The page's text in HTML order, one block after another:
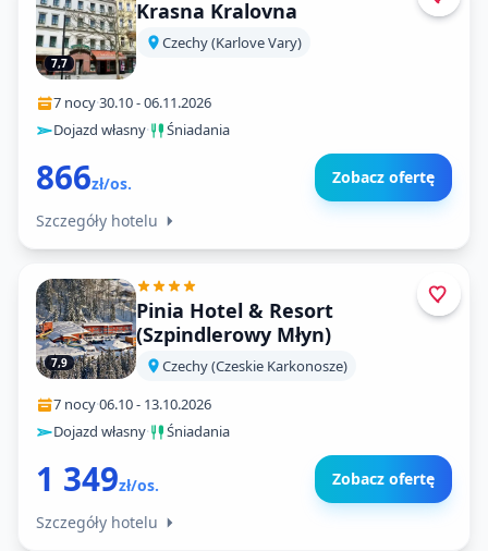
7,7
Krasna Kralovna
Czechy (Karlove Vary)
7 nocy·30.10-06.11.2026
Dojazd własny· Śniadania
866zł/os. Zobacz ofertę
Szczegóły hotelu
7,9
Pinia Hotel & Resort
(Szpindlerowy Młyn)
Czechy (Czeskie Karkonosze)
7 nocy·06.10- 13.10.2026
Dojazd własny· Śniadania
1 349zł/os. Zobacz ofertę
Szczegóły hotelu